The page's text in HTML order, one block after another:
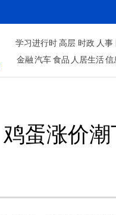
学习进行时 高层 时政 人事
金融 汽车 食品 人居生活信
鸡蛋涨价